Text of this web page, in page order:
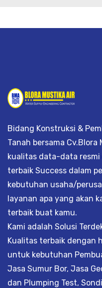
Bidang Konstruksi &
Tanah bersama
kualitas data-data resmi
terbaik Success dalam
kebutuhan usaha/
layanan apa yang akan
terbaik buat kamu.
Kami adalah Solusi
Kualitas terbaik dengan
untuk kebutuhan
Jasa Sumur Bor, Jasa
dan Plumping Test,